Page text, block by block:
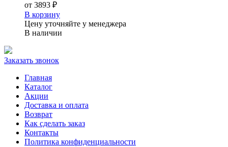
от 3893 ₽
В корзину
Цену уточняйте у менеджера
В наличии
Заказать звонок
Главная
Каталог
Акции
Доставка и оплата
Возврат
Как сделать заказ
Контакты
Политика конфиденциальности